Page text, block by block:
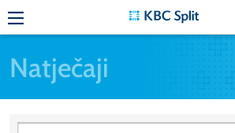
Natječaji